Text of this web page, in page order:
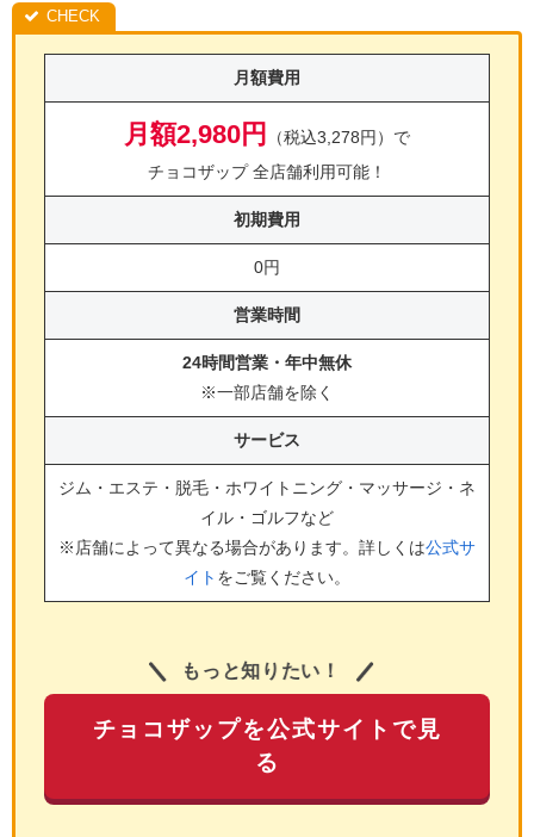
月額費用
月額2,980円
（税込3,278円）で
チョコザップ 全店舗利用可能！
初期費用
0円
営業時間
24時間営業・年中無休
※一部店舗を除く
サービス
ジム・エステ・脱毛・ホワイトニング・マッサージ・ネ
イル・ゴルフなど
※店舗によって異なる場合があります。詳しくは公式サ
イト をご覧ください。
もっと知りたい！
チョコザップを公式サイトで見
る